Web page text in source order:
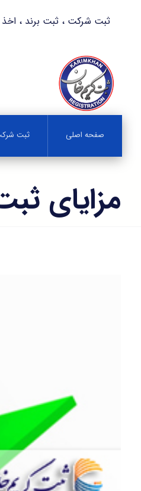
ثبت شرکت ، ثبت برند ، اخذ کارت
صفحه اصلی ثبت
مزایای